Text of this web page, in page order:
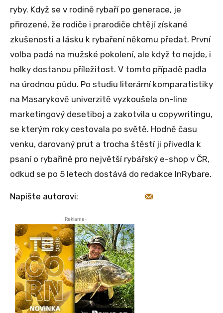
ryby. Když se v rodině rybaří po generace, je
přirozené, že rodiče i prarodiče chtějí získané
zkušenosti a lásku k rybaření někomu předat. První
volba padá na mužské pokolení, ale když to nejde, i
holky dostanou příležitost. V tomto případě padla
na úrodnou půdu. Po studiu literární komparatistiky
na Masarykově univerzitě vyzkoušela on-line
marketingový desetiboj a zakotvila u copywritingu,
se kterým roky cestovala po světě. Hodně času
venku, darovaný prut a trocha štěstí ji přivedla k
psaní o rybařině pro největší rybářský e-shop v ČR,
odkud se po 5 letech dostává do redakce InRybare.
Napište autorovi:
-Reklama-